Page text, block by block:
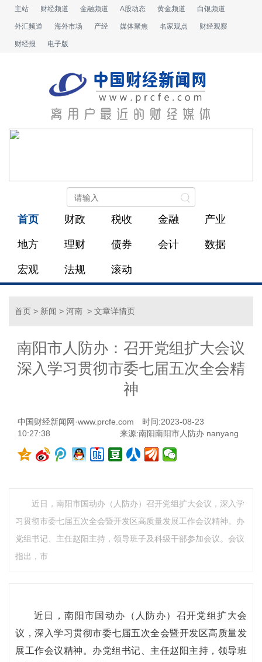
主站 财经频道 金融频道 A股动态 黄金频道 白银频道
外汇频道 海外市场 产经 媒体聚焦 名家观点 财经观察
财经报 电子版
首页 财政 税收 金融 产业
地方 理财 债券 会计 数据
宏观 法规 滚动
首页 > 新闻 > 河南 > 文章详情页
南阳市人防办：召开党组扩大会议
深入学习贯彻市委七届五次全会精
神
中国财经新闻网·www.prcfe.com
时间:2023-08-23
10:27:38
来源:南阳南阳市人防办 nanyang
近日，南阳市国动办（人防办）召开党组扩大会议，深入学
习贯彻市委七届五次全会暨开发区高质量发展工作会议精神。办
党组书记、主任赵阳主持，领导班子及科级干部参加会议。会议
指出，市
近日，南阳市国动办（人防办）召开党组扩大会
议，深入学习贯彻市委七届五次全会暨开发区高质量发
展工作会议精神。办党组书记、主任赵阳主持，领导班